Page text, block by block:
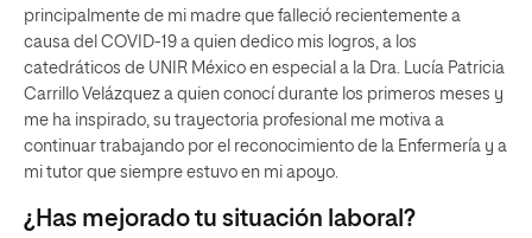
principalmente de mi madre que falleció recientemente a
causa del COVID-19 a quien dedico mis logros, a los
catedráticos de UNIR México en especial a la Dra. Lucía Patricia
Carrillo Velázquez a quien conocí durante los primeros meses y
me ha inspirado, su trayectoria profesional me motiva a
continuar trabajando por el reconocimiento de la Enfermería y a
mi tutor que siempre estuvo en mi apoyo.
¿Has mejorado tu situación laboral?